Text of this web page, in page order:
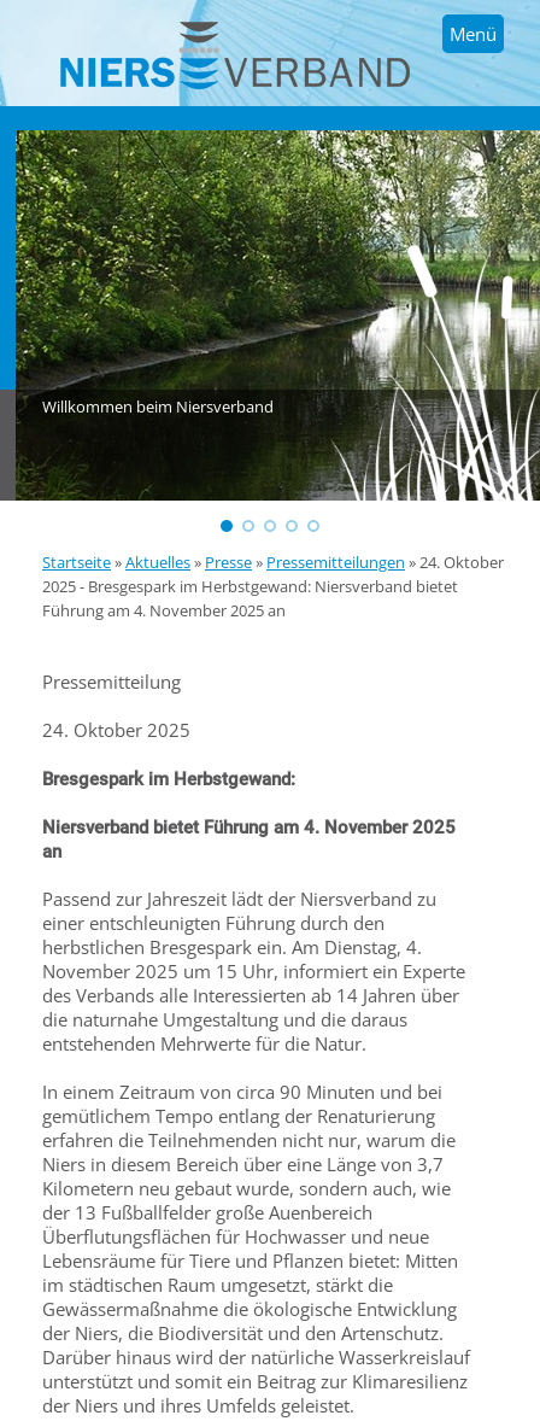
Menü
Willkommen beim Niersverband
Startseite»Aktuelles» Presse» Pressemitteilungen »24. Oktober
2025 - Bresgespark im Herbstgewand: Niersverband bietet
Führung am 4. November 2025 an
Pressemitteilung
24. Oktober 2025
Bresgespark im Herbstgewand:
Niersverband bietet Führung am 4. November 2025
an
Passend zur Jahreszeit lädt der Niersverband zu
einer entschleunigten Führung durch den
herbstlichen Bresgespark ein. Am Dienstag, 4.
November 2025 um 15 Uhr, informiert ein Experte
des Verbands alle Interessierten ab 14 Jahren über
die naturnahe Umgestaltung und die daraus
entstehenden Mehrwerte für die Natur.
In einem Zeitraum von circa 90 Minuten und bei
gemütlichem Tempo entlang der Renaturierung
erfahren die Teilnehmenden nicht nur, warum die
Niers in diesem Bereich über eine Länge von 3,7
Kilometern neu gebaut wurde, sondern auch, wie
der 13 Fußballfelder große Auenbereich
Überflutungsflächen für Hochwasser und neue
Lebensräume für Tiere und Pflanzen bietet: Mitten
im städtischen Raum umgesetzt, stärkt die
Gewässermaßnahme die ökologische Entwicklung
der Niers, die Biodiversität und den Artenschutz.
Darüber hinaus wird der natürliche Wasserkreislauf
unterstützt und somit ein Beitrag zur Klimaresilienz
der Niers und ihres Umfelds geleistet.